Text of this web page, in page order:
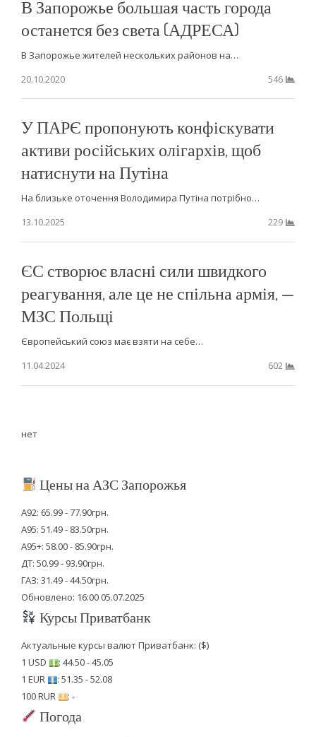
В Запорожье большая часть города
останется без света (АДРЕСА)
В Запорожье жителей нескольких районов на…
20.10.2020
546
У ПАРЄ пропонують конфіскувати
активи російських олігархів, щоб
натиснути на Путіна
На близьке оточення Володимира Путіна потрібно…
13.10.2025
229
ЄС створює власні сили швидкого
реагування, але це не спільна армія, —
МЗС Польщі
Європейський союз має взяти на себе…
11.04.2024
602
нет
Цены на АЗС Запорожья
А92: 65.99 - 77.90грн.
А95: 51.49 - 83.50грн.
А95+: 58.00 - 85.90грн.
ДТ: 50.99 - 93.90грн.
ГАЗ: 31.49 - 44.50грн.
Обновлено: 16:00 05.07.2025
Курсы Приватбанк
Актуальные курсы валют Приватбанк: ($)
1 USD
: 44.50 - 45.05
1 EUR
: 51.35 - 52.08
100 RUR
: -
Погода